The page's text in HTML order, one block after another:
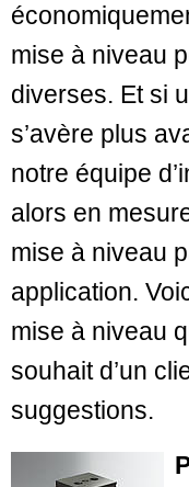
mise à niveau
diverses. Et si
s’avère plus
notre équipe
alors en
mise à niveau
application.
mise à niveau
souhait d’un
suggestions.